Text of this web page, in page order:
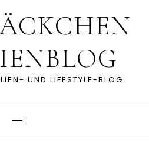
UND LIFESTYLE-BLOG